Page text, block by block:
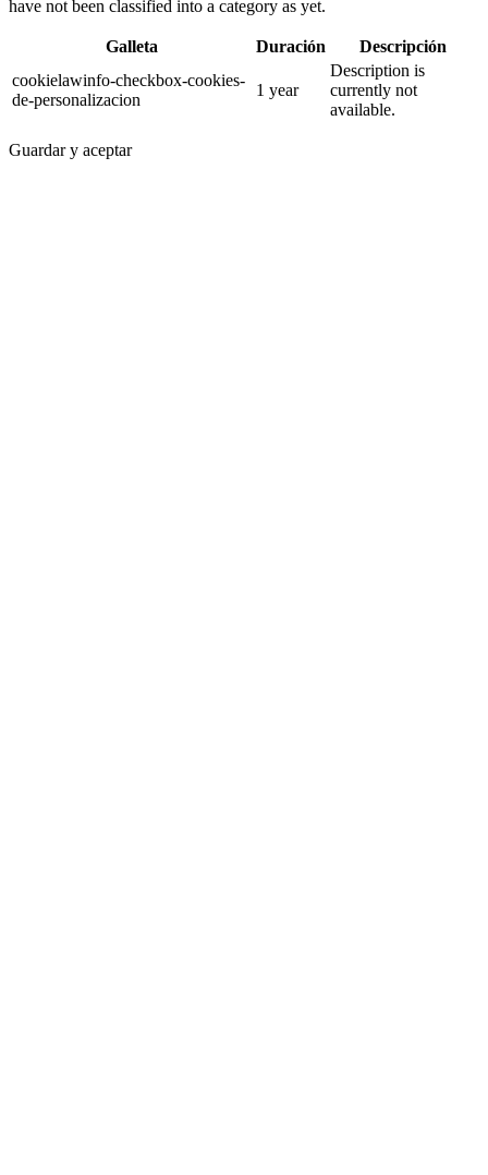
have not been classified into a category as yet.
Galleta Duración
Descripción
cookielawinfo-checkbox-cookies-
de-personalizacion
1 year
Description is
currently not
available.
Guardar y aceptar